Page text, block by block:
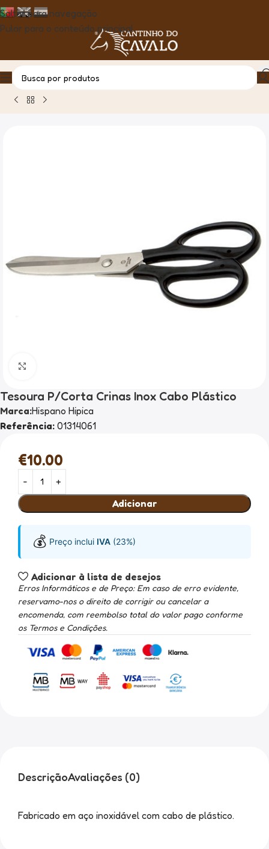
Saltar para navegação
Pular para o conteúdo principal
Casa Produto Tesoura P/Corta Crinas Inox Cabo Plástico
Tesoura P/Corta Crinas Inox Cabo Plástico
Marca:Hispano Hipica
Referência: 01314061
€10.00
Adicionar
💰 Preço inclui IVA (23%)
Adicionar à lista de desejos
Erros Informáticos e de Preço: Em caso de erro evidente,
reservamo-nos o direito de corrigir ou cancelar a
encomenda, com reembolso total do valor pago conforme
os Termos e Condições.
DescriçãoAvaliações (0)
Fabricado em aço inoxidável com cabo de plástico.